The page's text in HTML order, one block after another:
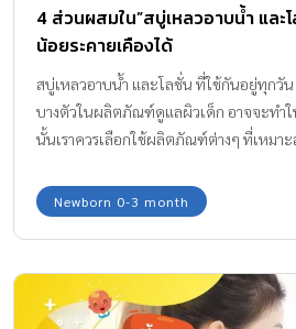
10 ไอเทม ของใช้เด็กแรกเกิด ฟัง
ยุคใหม่